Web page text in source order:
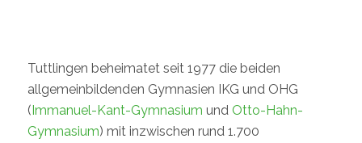
Tuttlingen beheimatet seit 1977 die beiden
allgemeinbildenden Gymnasien IKG und OHG
(Immanuel-Kant-Gymnasium und Otto-Hahn-
Gymnasium) mit inzwischen rund 1.700